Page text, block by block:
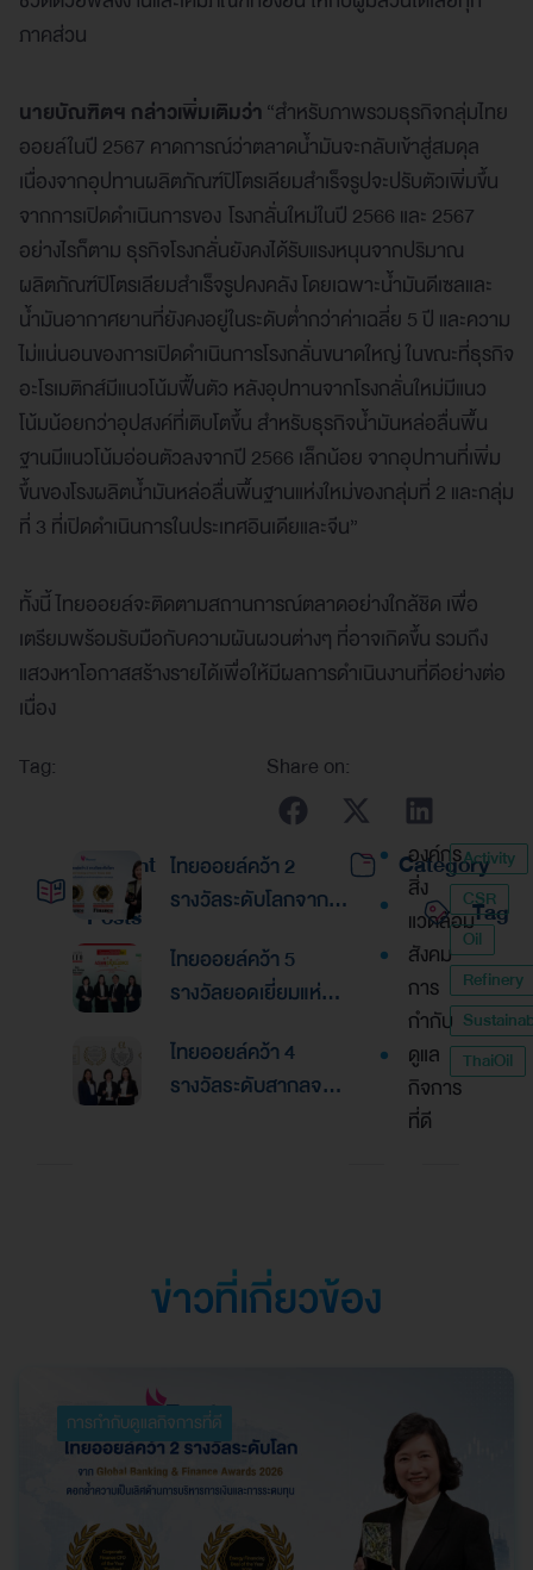
ภาคส่วน
นายบัณฑิตฯ กล่าวเพิ่มเติมว่า“สำหรับภาพรวมธุรกิจกลุ่มไทย
ออยล์ในปี 2567 คาดการณ์ว่าตลาดน้ำมันจะกลับเข้าสู่สมดุล
เนื่องจากอุปทานผลิตภัณฑ์ปิโตรเลียมสำเร็จรูปจะปรับตัวเพิ่มขึ้น
จากการเปิดดำเนินการของ โรงกลั่นใหม่ในปี 2566 และ 2567
อย่างไรก็ตาม ธุรกิจโรงกลั่นยังคงได้รับแรงหนุนจากปริมาณ
ผลิตภัณฑ์ปิโตรเลียมสำเร็จรูปคงคลัง โดยเฉพาะน้ำมันดีเซลและ
น้ำมันอากาศยานที่ยังคงอยู่ในระดับต่ำกว่าค่าเฉลี่ย 5 ปี และความ
ไม่แน่นอนของการเปิดดำเนินการโรงกลั่นขนาดใหญ่ ในขณะที่ธุรกิจ
อะโรเมติกส์มีแนวโน้มฟื้นตัว หลังอุปทานจากโรงกลั่นใหม่มีแนว
โน้มน้อยกว่าอุปสงค์ที่เติบโตขึ้น สำหรับธุรกิจน้ำมันหล่อลื่นพื้น
ฐานมีแนวโน้มอ่อนตัวลงจากปี 2566 เล็กน้อย จากอุปทานที่เพิ่ม
ขึ้นของโรงผลิตน้ำมันหล่อลื่นพื้นฐานแห่งใหม่ของกลุ่มที่ 2 และกลุ่ม
ที่ 3 ที่เปิดดำเนินการในประเทศอินเดียและจีน”
ทั้งนี้ ไทยออยล์จะติดตามสถานการณ์ตลาดอย่างใกล้ชิด เพื่อ
เตรียมพร้อมรับมือกับความผันผวนต่างๆ ที่อาจเกิดขึ้น รวมถึง
แสวงหาโอกาสสร้างรายได้เพื่อให้มีผลการดำเนินงานที่ดีอย่างต่อ
เนื่อง
Tag:
Share on:
Recent
Posts
ไทยออยล์คว้า 2
รางวัลระดับโลกจาก
Finance Awards
2026ตอกย้ำความเป็น
เลิศด้านการบริหาร
การเงินและการระดม
ทุน
ไทยออยล์คว้า 5
รางวัลยอดเยี่ยมแห่ง
รางวัล “Asian
Excellence Award
ไทยออยล์คว้า 4
รางวัลระดับสากลจาก
Category
องค์กร
สิ่ง
แวดล้อม
สังคม
การ
กำกับ
ดูแล
กิจการ
ที่ดี
Tag
Activity
CSR
Oil
Refinery
ThaiOil
ข่าวที่เกี่ยวข้อง
การกำกับดูแลกิจการที่ดี